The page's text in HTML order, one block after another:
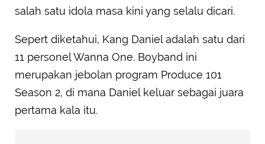
salah satu idola masa kini yang selalu dicari.
Sepert diketahui, Kang Daniel adalah satu dari
11 personel Wanna One. Boyband ini
merupakan jebolan program Produce 101
Season 2, di mana Daniel keluar sebagai juara
pertama kala itu.